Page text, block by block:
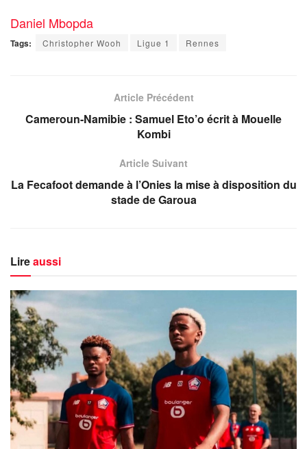
Daniel Mbopda
Tags: Christopher Wooh Ligue 1 Rennes
Article Précédent
Cameroun-Namibie : Samuel Eto’o écrit à Mouelle
Kombi
Article Suivant
La Fecafoot demande à l’Onies la mise à disposition du
stade de Garoua
Lireaussi